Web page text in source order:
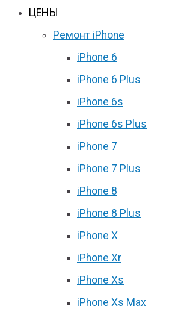
ЦЕНЫ
Ремонт iPhone
iPhone 6
iPhone 6 Plus
iPhone 6s
iPhone 6s Plus
iPhone 7
iPhone 7 Plus
iPhone 8
iPhone 8 Plus
iPhone X
iPhone Xr
iPhone Xs
iPhone Xs Max